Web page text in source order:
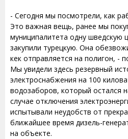
- Сегодня мы посмотрели, как
Это важная вещь, ранее мы
муниципалитета одну шведскую
закупили турецкую. Она
кек отправляется на полигон, -
Мы увидели здесь резервный
электроснабжения на 100
водозаборов, который остался
случае отключения
испытывали неудобств от
ближайшее время дизель-
на объекте.